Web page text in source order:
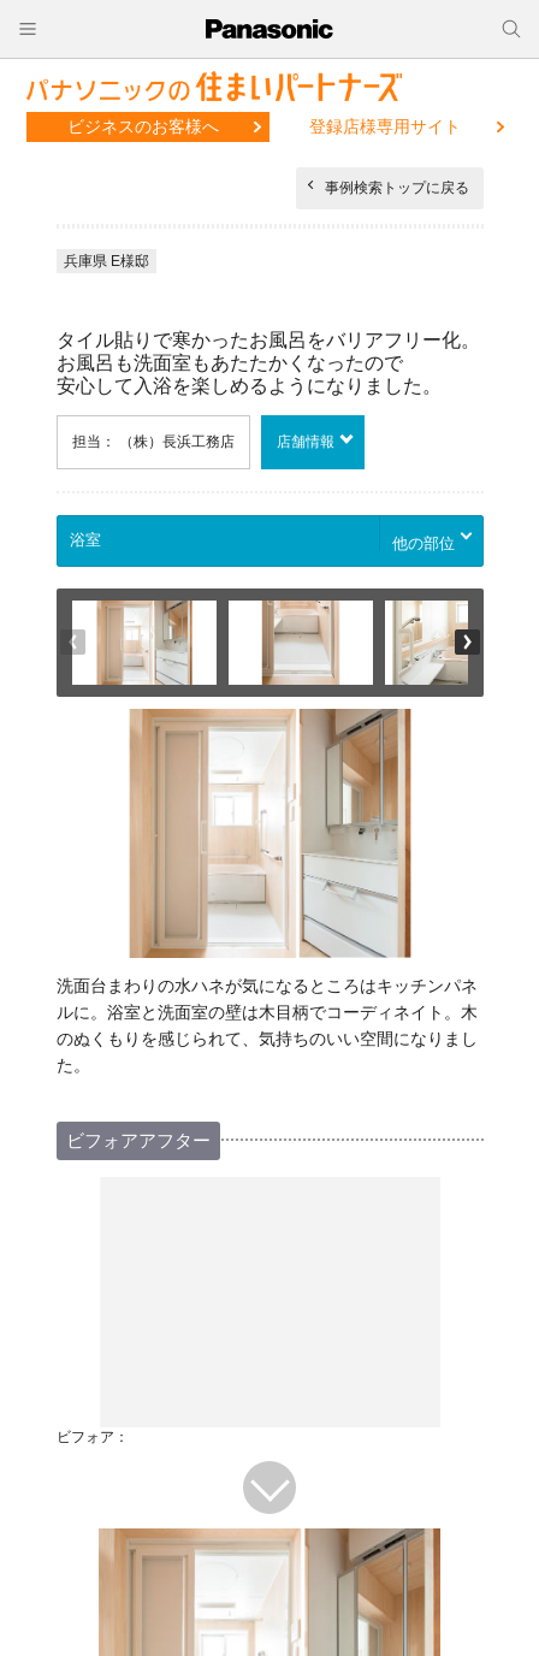
ビジネスのお客様へ 登録店様専用サイト
事例検索トップに戻る
兵庫県 E様邸
タイル貼りで寒かったお風呂をバリアフリー化。
お風呂も洗面室もあたたかくなったので
安心して入浴を楽しめるようになりました。
担当： （株）長浜工務店 店舗情報
他の部位
洗面台まわりの水ハネが気になるところはキッチンパネ
ルに。浴室と洗面室の壁は木目柄でコーディネイト。木
のぬくもりを感じられて、気持ちのいい空間になりまし
た。
ビフォアアフター
ビフォア：